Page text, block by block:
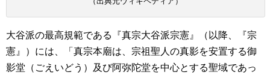
大谷派の最高規範である『真宗大谷派宗憲』（以降、『宗
憲』）には、「真宗本廟は、宗祖聖人の真影を安置する御
影堂（ごえいどう）及び阿弥陀堂を中心とする聖域であっ